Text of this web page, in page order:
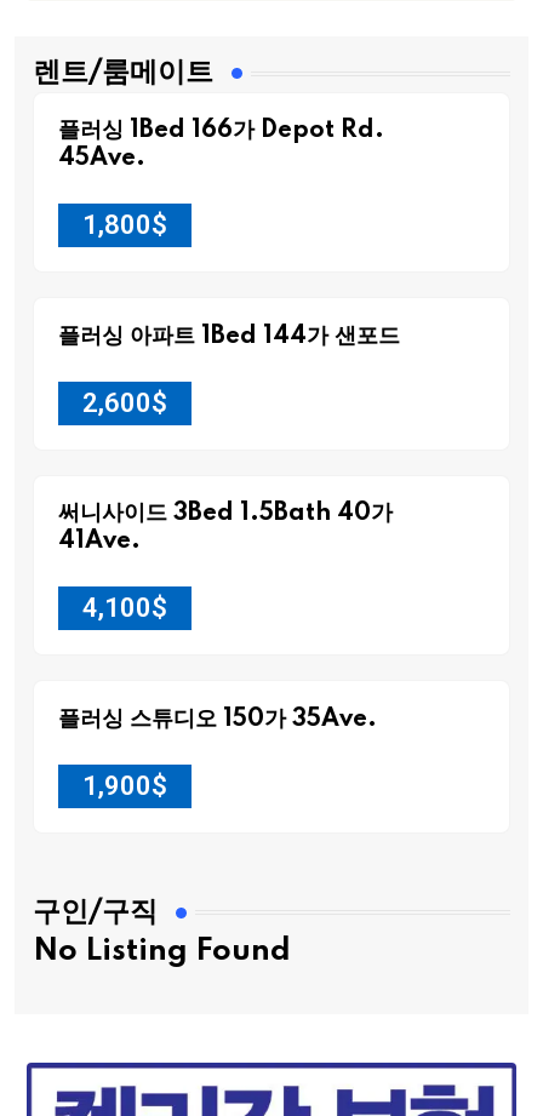
렌트/룸메이트
플러싱 1Bed 166가 Depot Rd.
45Ave.
1,800$
플러싱 아파트 1Bed 144가 샌포드
2,600$
써니사이드 3Bed 1.5Bath 40가
41Ave.
4,100$
플러싱 스튜디오 150가 35Ave.
1,900$
구인/구직
No Listing Found